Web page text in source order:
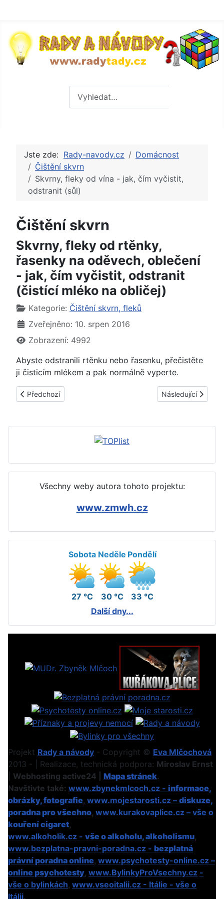
Jste zde: Rady-navody.cz
Domácnost
Čištění skvrn
Skvrny, fleky od vína - jak, čím vyčistit,
odstranit (sůl)
Čištění skvrn
Skvrny, fleky od rtěnky,
řasenky na oděvech, oblečení
- jak, čím vyčistit, odstranit
(čistící mléko na obličej)
Základní údaje
Kategorie: Čištění skvrn, fleků
Zveřejněno: 10. srpen 2016
Zobrazení: 4992
Abyste odstranili rtěnku nebo řasenku, přečistěte
ji čisticím mlékem a pak normálně vyperte.
Předchozí článek: Skvrny, fleky od maku-upu na oděvech,
Předchozí Další článek:
Následující
Všechny weby autora tohoto projektu:
www.zmwh.cz
Sobota
27 °C
Neděle
30 °C
Pondělí
33 °C
Další dny...
Projekt Rady a návody - Copyright © Eva Mlčochová
2013 - | Realizace, technická podpora: Miroslav Ernst
Webhosting active24 | Mapa stránek.
Navštivte také: www.zbynekmlcoch.cz - informace,
obrázky, fotografie, www.mojestarosti.cz – diskuze,
poradna pro všechno, www.kurakovaplice.cz – vše o
kouření cigaret,
www.alkoholik.cz - vše o alkoholu, alkoholismu,
www.bezplatna-pravni-poradna.cz - bezplatná
právní poradna online, www.psychotesty-online.cz –
online psychotesty, www.BylinkyProVsechny.cz -
vše o bylinkách, www.vseoitalii.cz - Itálie - vše o
Itálii.